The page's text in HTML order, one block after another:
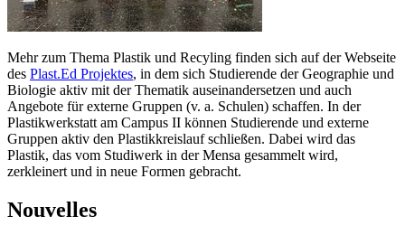
Mehr zum Thema Plastik und Recyling finden sich auf der Webseite
des Plast.Ed Projektes, in dem sich Studierende der Geographie und
Biologie aktiv mit der Thematik auseinandersetzen und auch
Angebote für externe Gruppen (v. a. Schulen) schaffen. In der
Plastikwerkstatt am Campus II können Studierende und externe
Gruppen aktiv den Plastikkreislauf schließen. Dabei wird das
Plastik, das vom Studiwerk in der Mensa gesammelt wird,
zerkleinert und in neue Formen gebracht.
Nouvelles